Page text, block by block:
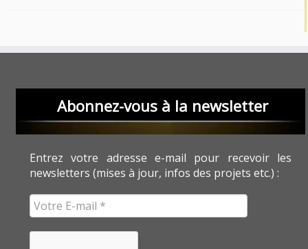
Abonnez-vous à la newsletter
Entrez votre adresse e-mail pour recevoir les
newsletters (mises à jour, infos des projets etc.) :